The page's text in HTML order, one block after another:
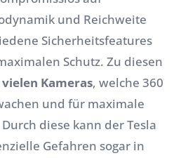
und Reichweite
Sicherheitsfeatures
Schutz. Zu diesen
vielen Kameras, welche 360
und für maximale
diese kann der Tesla
Gefahren sogar in